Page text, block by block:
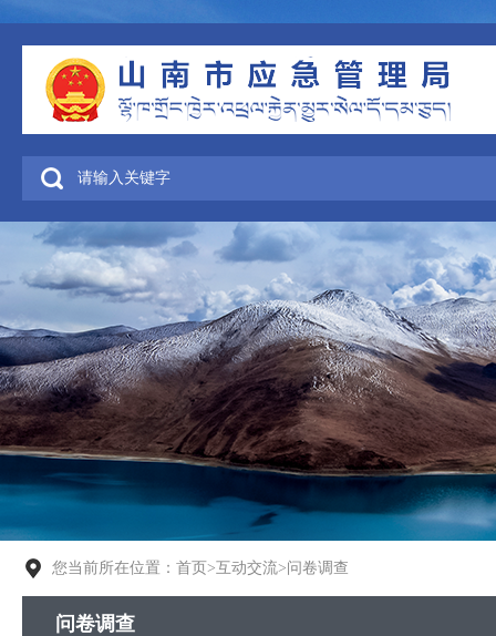
您当前所在位置： 首页 >互动交流>问卷调查
问卷调查